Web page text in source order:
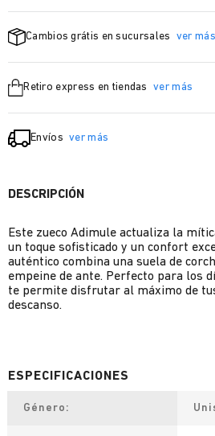
Cambios grátis en sucursales ver más
Retiro express en tiendas ver más
Envíos ver más
DESCRIPCIÓN
Este zueco Adimule actualiza la
un toque sofisticado y un confort
auténtico combina una suela de
empeine de ante. Perfecto para los
te permite disfrutar al máximo de
descanso.
Género